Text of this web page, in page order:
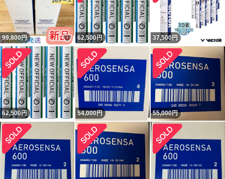
99,800円 いいね！
62,500円 37,500 円
62,500円 54,000円 55,000円